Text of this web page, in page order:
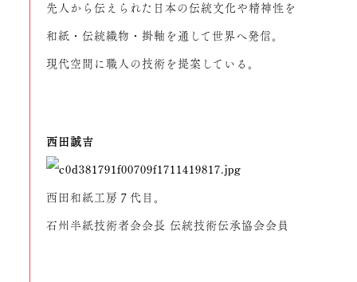
先人から伝えられた日本の伝統文化や精神性を
和紙・伝統織物・掛軸を通して世界へ発信。
現代空間に職人の技術を提案している。
西田誠吉
西田和紙工房７代目。
石州半紙技術者会会長 伝統技術伝承協会会員